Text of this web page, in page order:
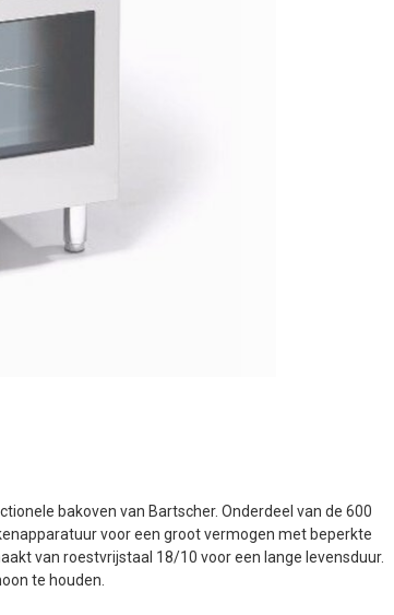
bakoven van Bartscher. Onderdeel van de 600
voor een groot vermogen met beperkte
van roestvrijstaal 18/10 voor een lange levensduur.
te houden.